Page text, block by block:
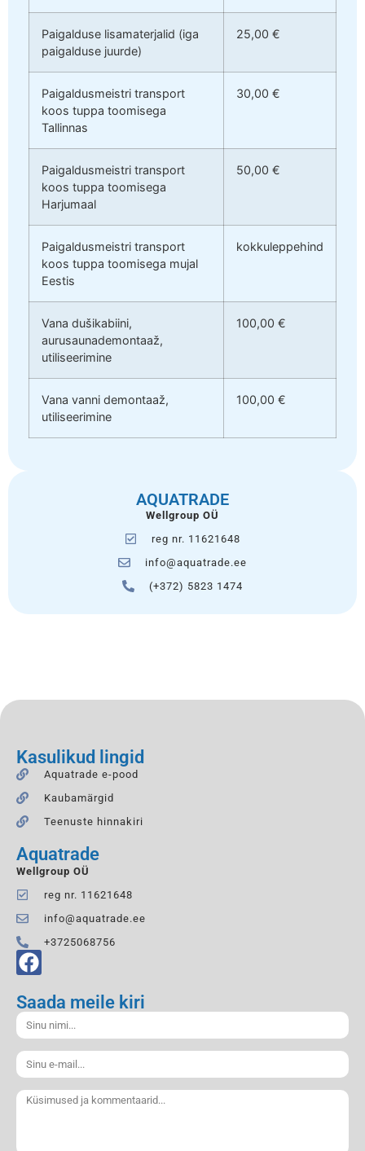
Paigalduse lisamaterjalid (iga
paigalduse juurde)
25,00 €
Paigaldusmeistri transport
koos tuppa toomisega
Tallinnas
30,00 €
Paigaldusmeistri transport
koos tuppa toomisega
Harjumaal
50,00 €
Paigaldusmeistri transport
koos tuppa toomisega mujal
Eestis
kokkuleppehind
Vana dušikabiini,
aurusaunademontaaž,
utiliseerimine
100,00 €
Vana vanni demontaaž,
utiliseerimine
100,00 €
AQUATRADE
Wellgroup OÜ
reg nr. 11621648
info@aquatrade.ee
(+372) 5823 1474
Kasulikud lingid
Aquatrade e-pood
Kaubamärgid
Teenuste hinnakiri
Aquatrade
Wellgroup OÜ
reg nr. 11621648
info@aquatrade.ee
+3725068756
Saada meile kiri